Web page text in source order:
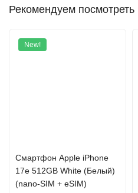
Рекомендуем посмотреть
New!
Смартфон Apple iPhone
17e 512GB White (Белый)
(nano-SIM + eSIM)